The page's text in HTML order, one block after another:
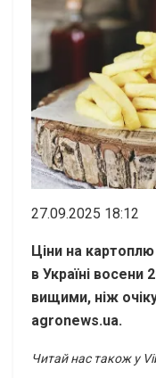
27.09.2025 18:12
Ціни на
в Україні
вищими, ніж
agronews.ua.
Читай нас також у